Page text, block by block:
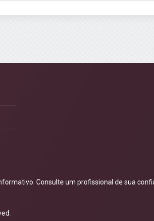
Consulte um profissional de sua